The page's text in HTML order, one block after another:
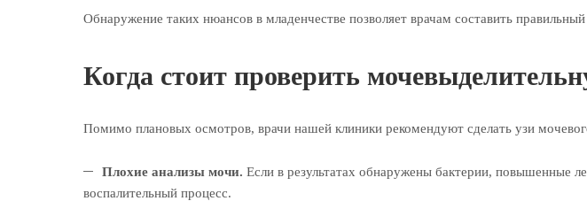
Обнаружение таких нюансов в младенчестве позволяет врачам составить
Когда стоит проверить
Помимо плановых осмотров, врачи нашей клиники рекомендуют сделать узи
Плохие анализы мочи. Если в результатах обнаружены бактерии, повышенные
воспалительный процесс.